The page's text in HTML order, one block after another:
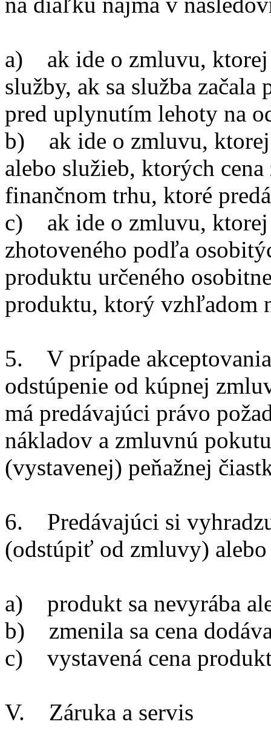
a) ak ide o zmluvu, ktorej
služby, ak sa služba
pred uplynutím lehoty na
b) ak ide o zmluvu, ktorej
alebo služieb, ktorých
finančnom trhu, ktoré
c) ak ide o zmluvu, ktorej
zhotoveného podľa
produktu určeného
produktu, ktorý vzhľadom
5. V prípade
odstúpenie od kúpnej
má predávajúci právo
nákladov a zmluvnú
(vystavenej) peňažnej
6. Predávajúci si
(odstúpiť od zmluvy)
a) produkt sa nevyrába
b) zmenila sa cena
c) vystavená cena
V. Záruka a servis